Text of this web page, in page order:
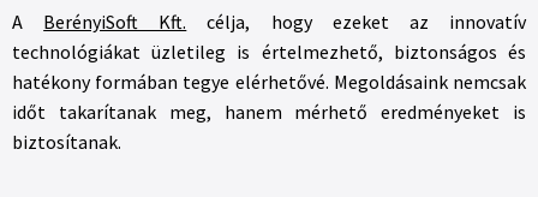
A BerényiSoft Kft. célja, hogy ezeket az innovatív
technológiákat üzletileg is értelmezhető, biztonságos és
hatékony formában tegye elérhetővé. Megoldásaink nemcsak
időt takarítanak meg, hanem mérhető eredményeket is
biztosítanak.